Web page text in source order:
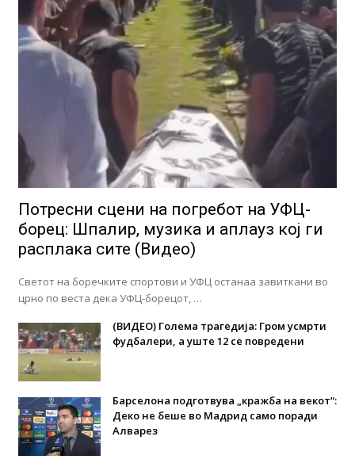
Потресни сцени на погребот на УФЦ-
борец: Шпалир, музика и аплауз кој ги
расплака сите (Видео)
Светот на боречките спортови и УФЦ останаа завиткани во
црно по веста дека УФЦ-борецот, …
(ВИДЕО) Голема трагедија: Гром усмрти
фудбалери, а уште 12 се повредени
Барселона подготвува „кражба на векот“:
Деко не беше во Мадрид само поради
Алварез